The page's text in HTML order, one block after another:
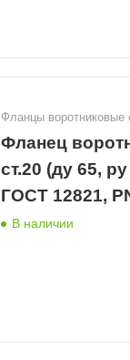
Фланцы воротниковые
Фланец
ст.20 (ду 65,
ГОСТ 12821,
В наличии